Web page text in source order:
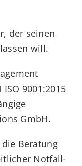
der seinen
will.
9001:2015
GmbH.
Beratung
Notfall-